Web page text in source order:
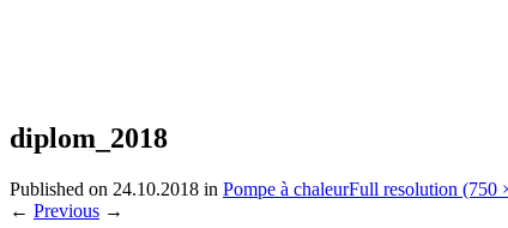
diplom_2018
Published on 24.10.2018 in Pompe à chaleurFull resolution (750
← Previous →